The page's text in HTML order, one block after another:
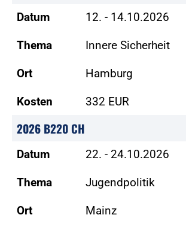
Datum 12. - 14.10.2026
Thema Innere Sicherheit
Ort Hamburg
Kosten 332 EUR
2026 B220 CH
Datum 22. - 24.10.2026
Thema Jugendpolitik
Ort Mainz